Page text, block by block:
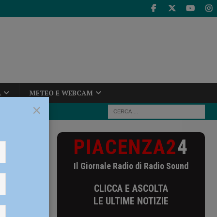
METEO E WEBCAM
il
PIACENZA24
Il Giornale Radio di Radio Sound
CLICCA E ASCOLTA
LE ULTIME NOTIZIE
×